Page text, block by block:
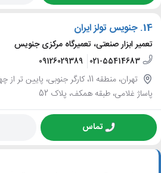
14. جنویس تولز ایران
تعمیر ابزار صنعتی، تعمیرگاه مرکزی جنویس
021-55414683
09126029389
تهران، منطقه 11، کارگر جنوبی، پایین تر
پاساژ غلامی، طبقه همکف، پلاک 52
تماس